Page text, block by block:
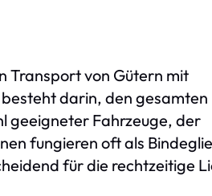
Transport von Gütern mit
darin, den gesamten
geeigneter Fahrzeuge, der
fungieren oft als
für die rechtzeitige